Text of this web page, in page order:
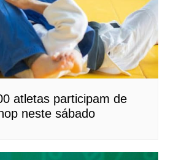
atletas participam de
neste sábado